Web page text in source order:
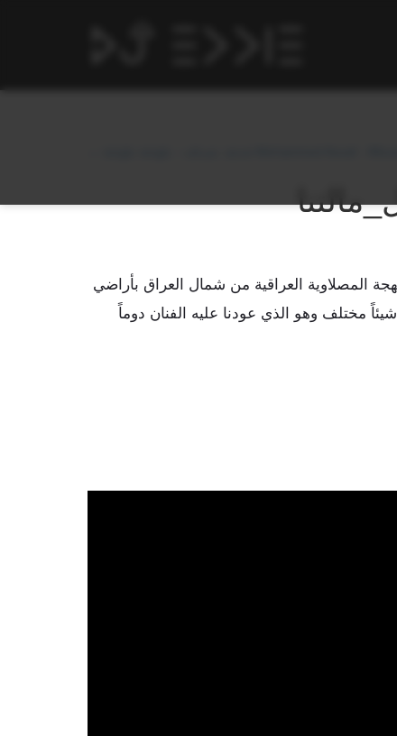
المصلاوية العراقية من شمال العراق بأراضي
مختلف وهو الذي عودنا عليه الفنان دوماً